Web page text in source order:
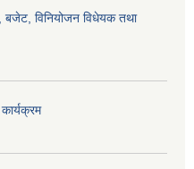
विनियोजन विधेयक तथा